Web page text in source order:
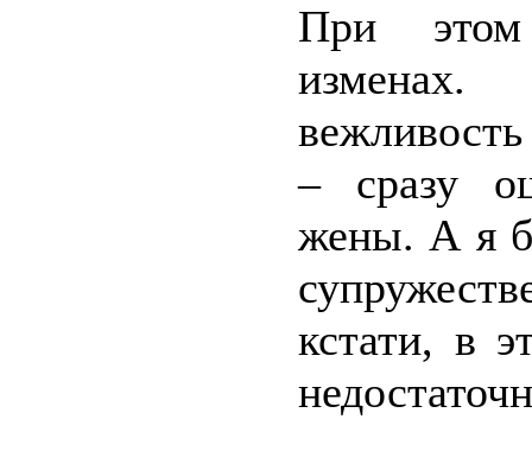
При этом
– сразу
жены. А я
кстати, в